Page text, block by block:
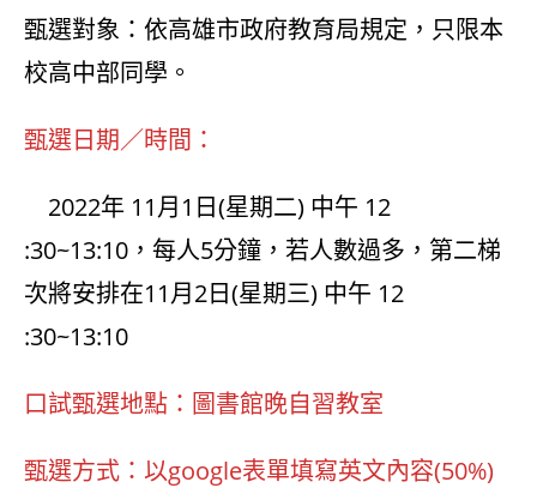
甄選對象：依高雄市政府教育局規定，只限本
校高中部同學。
甄選日期／時間：
2022年 11月1日(星期二) 中午 12
:30~13:10，每人5分鐘，若人數過多，第二梯
次將安排在11月2日(星期三) 中午 12
:30~13:10
口試甄選地點：圖書館晚自習教室
甄選方式：以google表單填寫英文內容(50%)